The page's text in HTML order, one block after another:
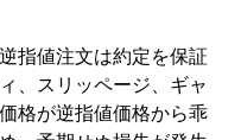
指値注文は約定を保証
、スリッページ、ギャ
格が逆指値価格から乖